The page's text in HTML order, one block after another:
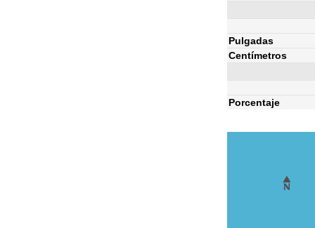
Pulgadas
Centímetros
Porcentaje